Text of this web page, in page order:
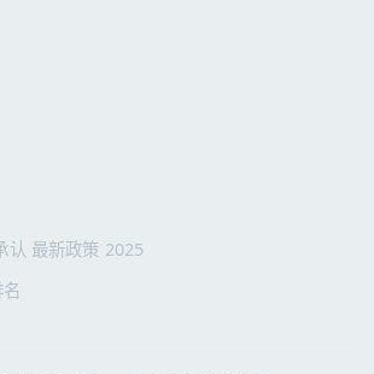
认 最新政策 2025